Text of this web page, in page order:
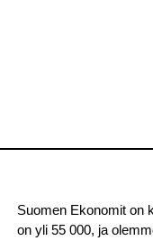
Suomen Ekonomit on
on yli 55 000, ja